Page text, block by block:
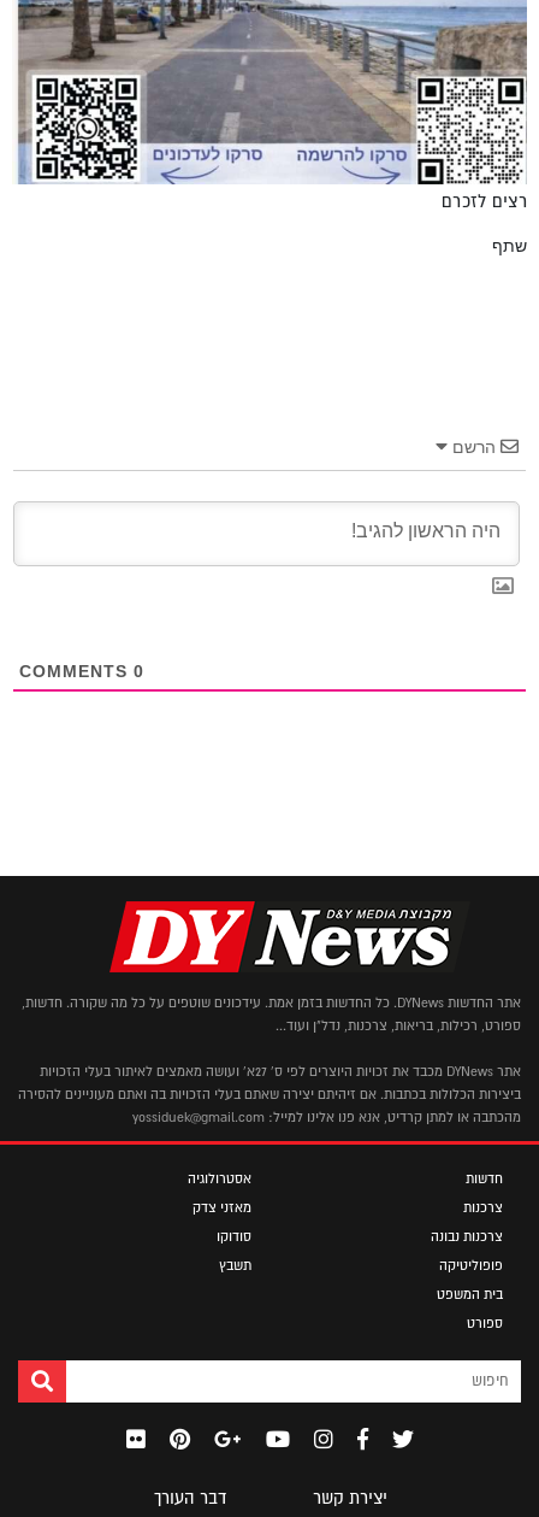
רצים לזכרם
שתף
הרשם
0
אתר החדשות DYNews. כל החדשות בזמן אמת. עידכונים שוטפים על כל מה שקורה. חדשות,
ספורט, רכילות, בריאות, צרכנות, נדל"ן ועוד...
אתר DYNews מכבד את זכויות היוצרים לפי ס' 27א' ועושה מאמצים לאיתור בעלי הזכויות
ביצירות הכלולות בכתבות. אם זיהיתם יצירה שאתם בעלי הזכויות בה ואתם מעוניינים להסירה
מהכתבה או למתן קרדיט, אנא פנו אלינו למייל: yossiduek@gmail.com
חדשות
צרכנות
צרכנות נבונה
פופוליטיקה
בית המשפט
ספורט
אסטרולוגיה
מאזני צדק
סודוקו
תשבץ
יצירת קשר
דבר העורך